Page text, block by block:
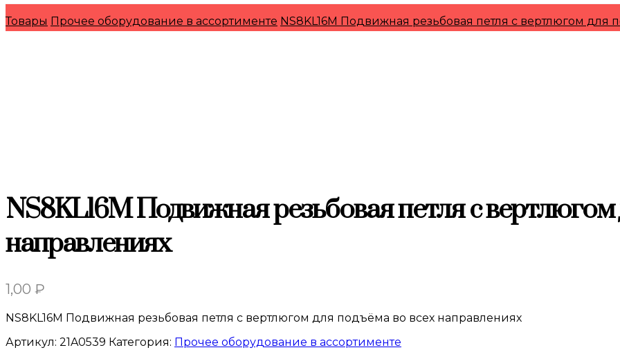
Товары Прочее оборудование в ассортименте NS8KL16M Подвижная резьбовая петля с вертлюгом для
NS8KL16M Подвижная резьбовая петля с вертлюгом
направлениях
1,00 ₽
NS8KL16M Подвижная резьбовая петля с вертлюгом для подъёма во всех направлениях
Артикул: 21A0539 Категория: Прочее оборудование в ассортименте